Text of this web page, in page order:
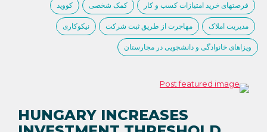
فرصتهای خرید امتیازات کسب و کار کمک شخصی کووید
مدیریت املاک مهاجرت از طریق ثبت شرکت نیکوکاری
ویزاهای خانوادگی و دانشجویی در مجارستان
HUNGARY INCREASES